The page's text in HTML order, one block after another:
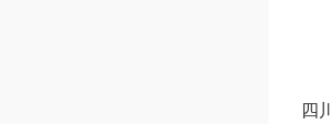
四